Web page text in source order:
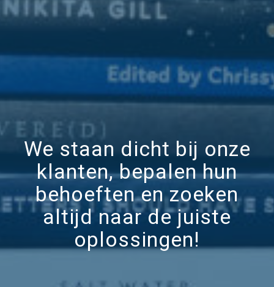
We staan dicht bij onze
klanten, bepalen hun
behoeften en zoeken
altijd naar de juiste
oplossingen!